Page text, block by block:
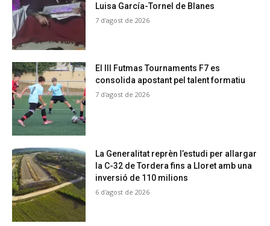
Luisa García-Tornel de Blanes
7 d'agost de 2026
El III Futmas Tournaments F7 es
consolida apostant pel talent formatiu
7 d'agost de 2026
La Generalitat reprèn l’estudi per allargar
la C-32 de Tordera fins a Lloret amb una
inversió de 110 milions
6 d'agost de 2026